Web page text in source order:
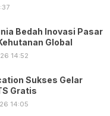
Bedah Inovasi Pasar
Global
14:52
Sukses Gelar
Gratis
14:05